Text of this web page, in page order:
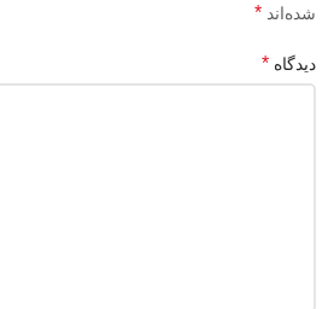
شده‌اند *
دیدگاه *